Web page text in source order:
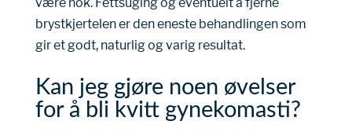
brystkjertelen er den eneste behandlingen som
gir et godt, naturlig og varig resultat.
Kan jeg gjøre noen øvelser
for å bli kvitt gynekomasti?